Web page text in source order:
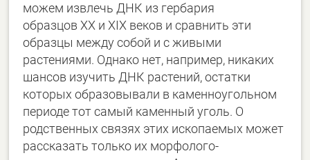
можем извлечь ДНК из гербария
образцов XX и XIX веков и сравнить эти
образцы между собой и с живыми
растениями. Однако нет, например, никаких
шансов изучить ДНК растений, остатки
которых образовывали в каменноугольном
периоде тот самый каменный уголь. О
родственных связях этих ископаемых может
рассказать только их морфолого-